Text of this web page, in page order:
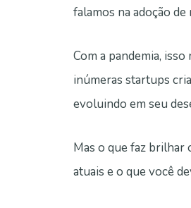
falamos na adoção
Com a pandemia,
inúmeras startups
evoluindo em seu
Mas o que faz brilhar
atuais e o que você